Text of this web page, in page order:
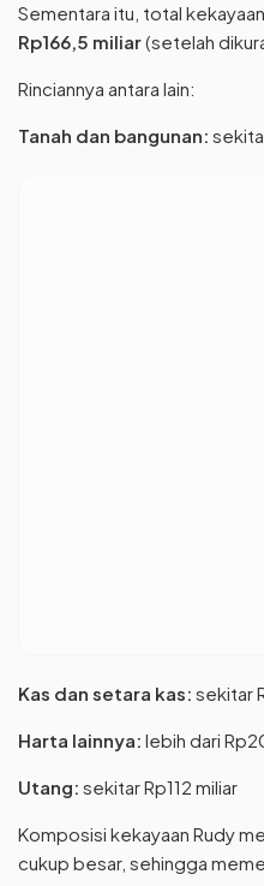
Sementara itu, total kekayaan
Rp166,5 miliar(setelah
Rinciannya antara lain:
Tanah dan bangunan:
Kas dan setara kas: sekitar
Harta lainnya: lebih dari
Utang: sekitar Rp112 miliar
Komposisi kekayaan Rudy
cukup besar, sehingga